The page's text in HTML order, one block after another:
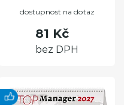
dostupnost na dotaz
81 Kč
bez DPH